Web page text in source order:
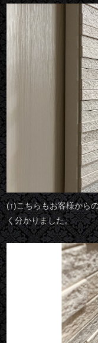
(↑)こちらもお客様から
く分かりました。